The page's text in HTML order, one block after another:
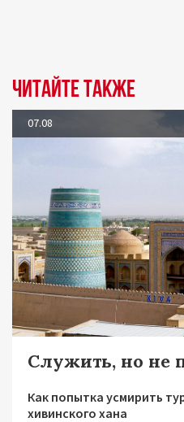
Читайте также
07.08
Служить, но не
Как попытка усмирить
хивинского хана